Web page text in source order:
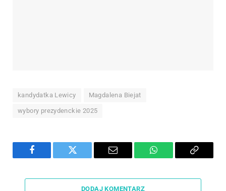
kandydatka Lewicy Magdalena Biejat
wybory prezydenckie 2025
Facebook Twitter Email WhatsAppCopy
DODAJ KOMENTARZ